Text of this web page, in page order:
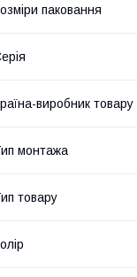
паковання
виробник товару
монтажа
товару